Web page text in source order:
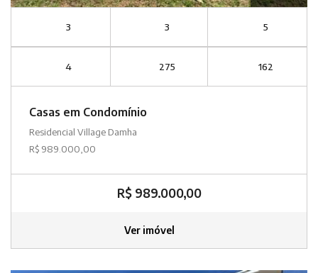
3 3 5
4 275 162
Casas em Condomínio
Residencial Village Damha
R$ 989.000,00
R$ 989.000,00
Ver imóvel